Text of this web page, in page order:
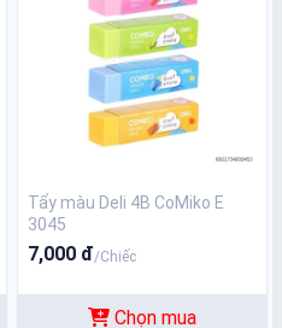
Tẩy màu Deli 4B CoMiko E
3045
7,000 đ/Chiếc
Chọn mua